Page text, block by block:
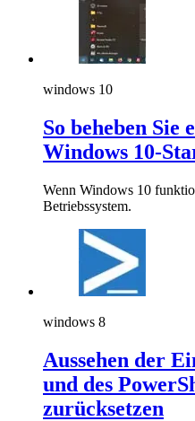
windows 10
So beheben Sie
Windows 10-
Wenn Windows 10
Betriebssystem.
windows 8
Aussehen der
und des
zurücksetzen